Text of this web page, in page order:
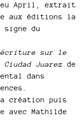
April, extrait
aux éditions la
signe du
sur le
Ciudad Juarez de
dans
création puis
avec Mathilde